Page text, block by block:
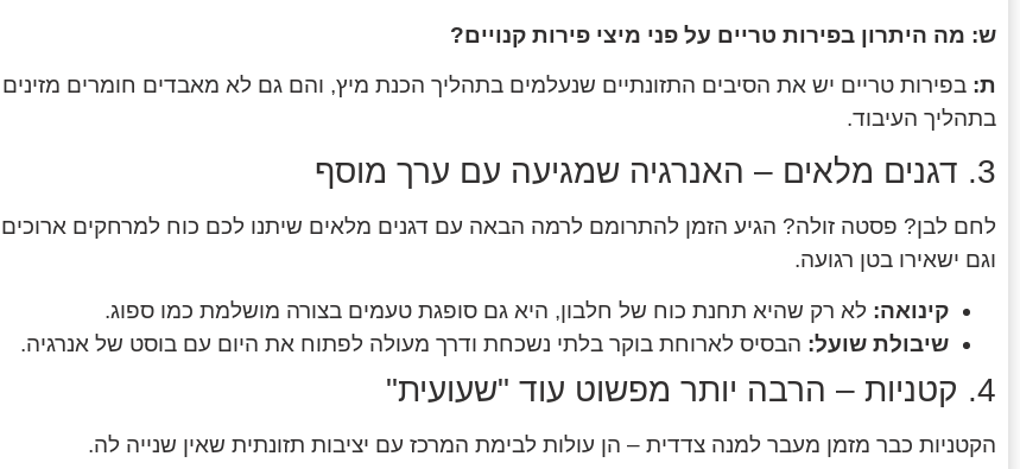
ש: מה היתרון בפירות טריים על פני מיצי פירות קנויים?
ת: בפירות טריים יש את הסיבים התזונתיים שנעלמים בתהליך הכנת מיץ, והם גם לא מאבדים חומרים מזינים
בתהליך העיבוד.
3. דגנים מלאים – האנרגיה שמגיעה עם ערך מוסף
לחם לבן? פסטה זולה? הגיע הזמן להתרומם לרמה הבאה עם דגנים מלאים שיתנו לכם כוח למרחקים ארוכים
וגם ישאירו בטן רגועה.
קינואה: לא רק שהיא תחנת כוח של חלבון, היא גם סופגת טעמים בצורה מושלמת כמו ספוג.
שיבולת שועל: הבסיס לארוחת בוקר בלתי נשכחת ודרך מעולה לפתוח את היום עם בוסט של אנרגיה.
4. קטניות – הרבה יותר מפשוט עוד "שעועית"
הקטניות כבר מזמן מעבר למנה צדדית – הן עולות לבימת המרכז עם יציבות תזונתית שאין שנייה לה.